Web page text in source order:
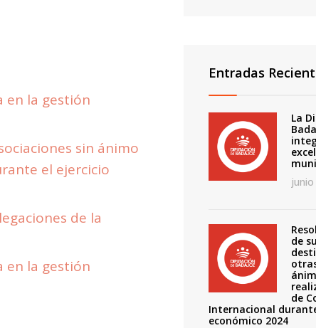
en la gestión
sin ánimo
el ejercicio
de la
en la gestión
Entradas
La
de
de
Internacional
económico 2024